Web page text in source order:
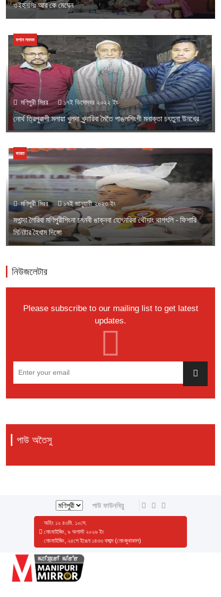
ওইহনসিঃ আর কে মেঘেন
মণিপুরী মিরর ১৭ই ডিসেম্বর ২০২২ ইং
নোর্থ ত্রিপুরাগী মলায়া খুলদা খুন্দারিবা মৈতৈ পাঙলশিংগী মনাক্তা চৎতুনা উনখ্রে
মপান লমদম
মণিপুরী মিরর ১৭ই জানুয়ারী ২০২৩ ইং
মপান্দা লৈরিবা মণিপুরীশিংনা চৎনবী ঙাক্নবা হোৎনরিবা থৌদাং থাগৎলি - ফিশারি
মিনিষ্টার হৈখাম দিঙ্গো
ভারত
নিউজলেটার
Please subscribe to our mailing list to get latest
updates.
পাউ অতৈসু
পাউ ফাউনবিয়ু
অহিং ১২ ৪৩মি. ১০সে.
নোংমাইজিং, ৯ অগাস্ট ২০২৬ ইং
নোংমাইজিং, ২৫শে ইঙেন ১৪৩৩ বঙ্গাব্দ (নোংজুথাকাল)